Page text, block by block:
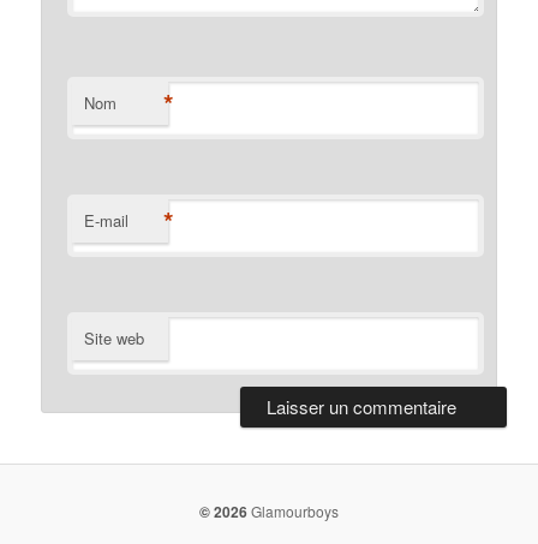
Nom *
E-mail *
Site web
© 2026Glamourboys